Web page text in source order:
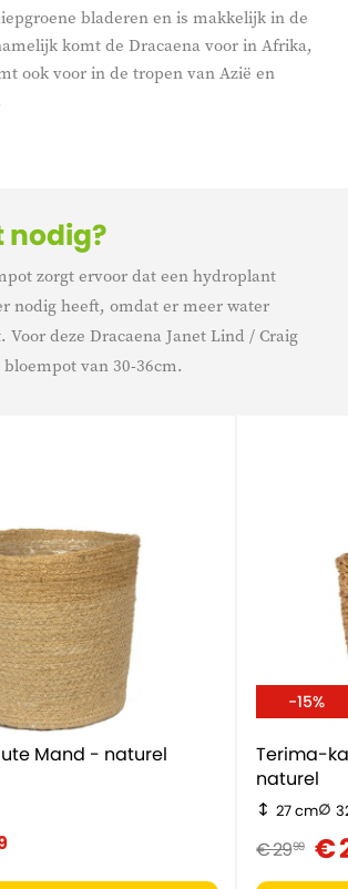
bladeren en is makkelijk in de
komt de Dracaena voor in Afrika,
ook voor in de tropen van Azië en
nodig?
zorgt ervoor dat een hydroplant
nodig heeft, omdat er meer water
Voor deze Dracaena Janet Lind / Craig
van 30-36cm.
Mand - naturel
-15%
Terima-
naturel
27 cm
€ 2999 €